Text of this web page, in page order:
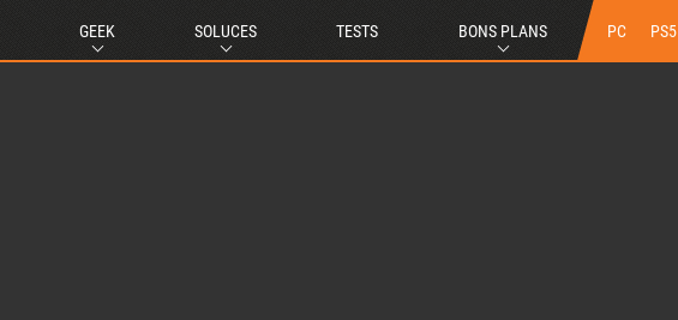
GEEK SOLUCES TESTS BONS PLANS PC PS5